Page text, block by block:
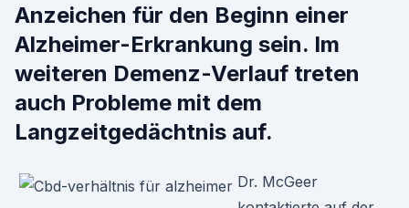
Anzeichen für den Beginn einer
Alzheimer-Erkrankung sein. Im
weiteren Demenz-Verlauf treten
auch Probleme mit dem
Langzeitgedächtnis auf.
Dr. McGeer